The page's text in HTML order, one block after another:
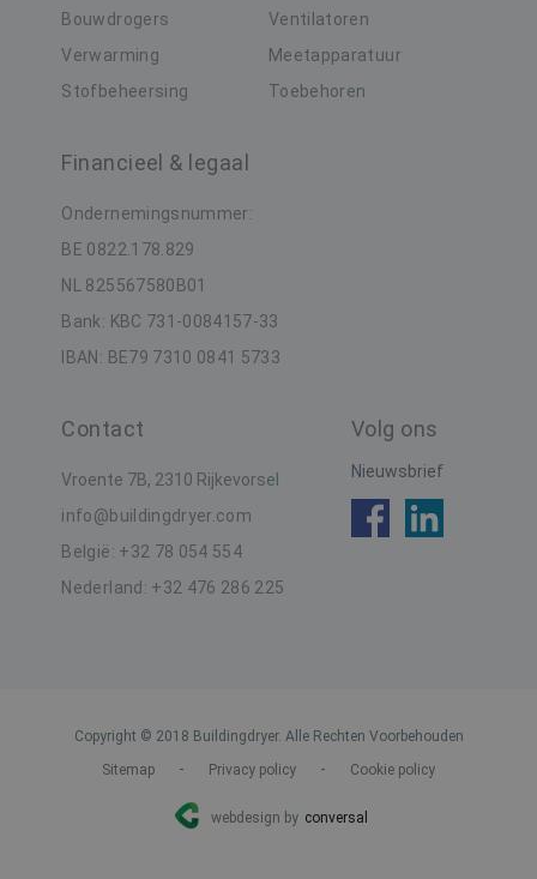
Bouwdrogers
Ventilatoren
Verwarming
Meetapparatuur
Stofbeheersing
Toebehoren
Volg ons
Nieuwsbrief
Financieel & legaal
Ondernemingsnummer:
BE 0822.178.829
NL 825567580B01
Bank: KBC 731-0084157-33
IBAN: BE79 7310 0841 5733
Contact
Vroente 7B, 2310 Rijkevorsel
info@buildingdryer.com
België: +32 78 054 554
Nederland: +32 476 286 225
Copyright © 2018 Buildingdryer. Alle Rechten Voorbehouden
Sitemap
- Privacy policy - Cookie policy
webdesign by conversal
Naam
Aanbieder / Domein
VISITOR_PRIVACY_METADATA
YouTube
CookieScript
www.buildingdryer.be
Google Privacy Policy